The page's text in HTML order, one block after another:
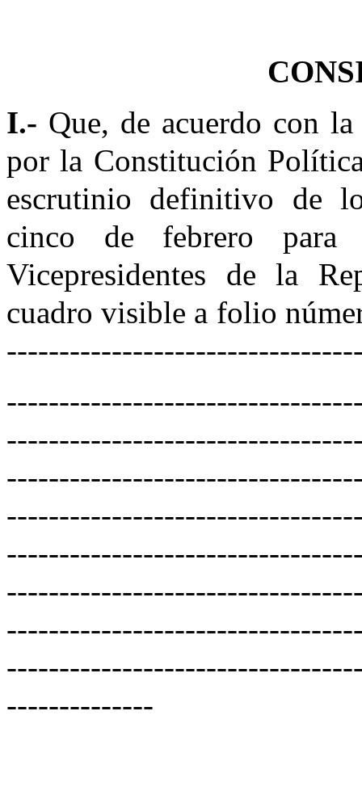
I.- Que, de acuerdo con
por la Constitución
escrutinio definitivo de
cinco de febrero para
Vicepresidentes de la
cuadro visible a folio
--------------